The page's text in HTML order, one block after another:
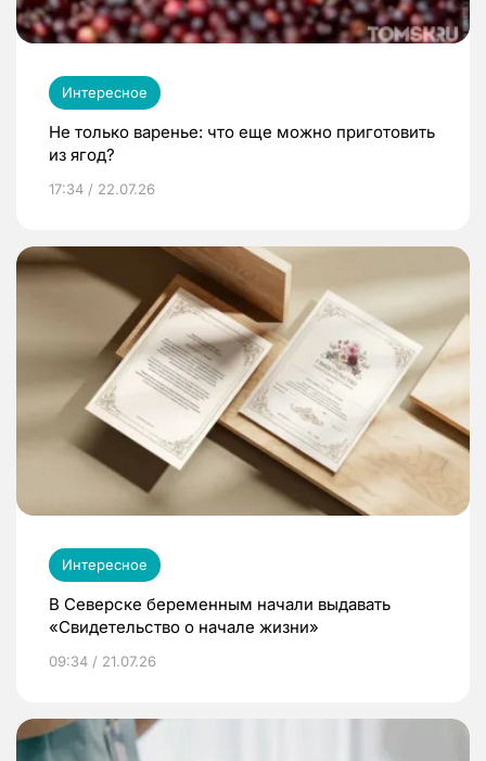
Интересное
Не только варенье: что еще можно приготовить
из ягод?
17:34 / 22.07.26
Интересное
В Северске беременным начали выдавать
«Свидетельство о начале жизни»
09:34 / 21.07.26